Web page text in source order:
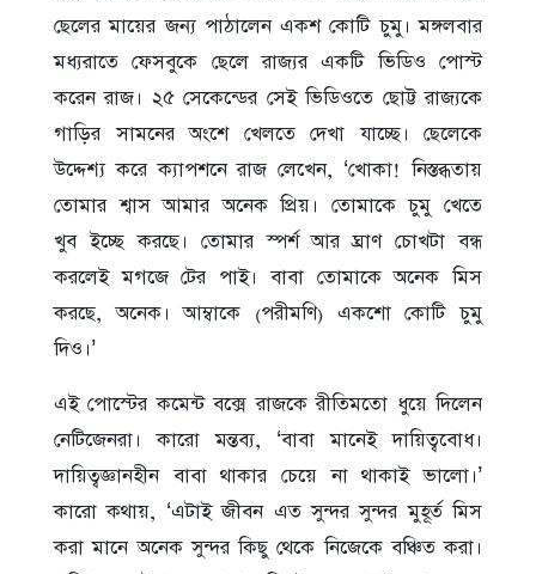
ছেলের মায়ের জন্য পাঠালেন একশ কোটি চুমু। মঙ্গলবার
মধ্যরাতে ফেসবুকে ছেলে রাজ্যর একটি ভিডিও পোস্ট
করেন রাজ। ২৫ সেকেন্ডের সেই ভিডিওতে ছোট্ট রাজ্যকে
গাড়ির সামনের অংশে খেলতে দেখা যাচ্ছে। ছেলেকে
উদ্দেশ্য করে ক্যাপশনে রাজ লেখেন, ‘খোকা! নিস্তব্ধতায়
তোমার শ্বাস আমার অনেক প্রিয়। তোমাকে চুমু খেতে
খুব ইচ্ছে করছে। তোমার স্পর্শ আর ঘ্রাণ চোখটা বন্ধ
করলেই মগজে টের পাই। বাবা তোমাকে অনেক মিস
করছে, অনেক। আম্বাকে (পরীমণি) একশো কোটি চুমু
দিও।’
এই পোস্টের কমেন্ট বক্সে রাজকে রীতিমতো ধুয়ে দিলেন
নেটিজেনরা। কারো মন্তব্য, ‘বাবা মানেই দায়িত্ববোধ।
দায়িত্বজ্ঞানহীন বাবা থাকার চেয়ে না থাকাই ভালো।’
কারো কথায়, ‘এটাই জীবন এত সুন্দর সুন্দর মুহূর্ত মিস
করা মানে অনেক সুন্দর কিছু থেকে নিজেকে বঞ্চিত করা।